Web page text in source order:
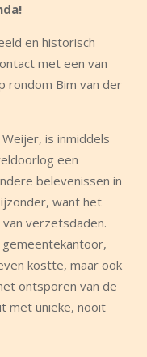
en historisch
met een van
rondom Bim van der
is inmiddels
een
belevenissen in
want het
verzetsdaden.
kostte, maar ook
ontsporen van de
met unieke, nooit